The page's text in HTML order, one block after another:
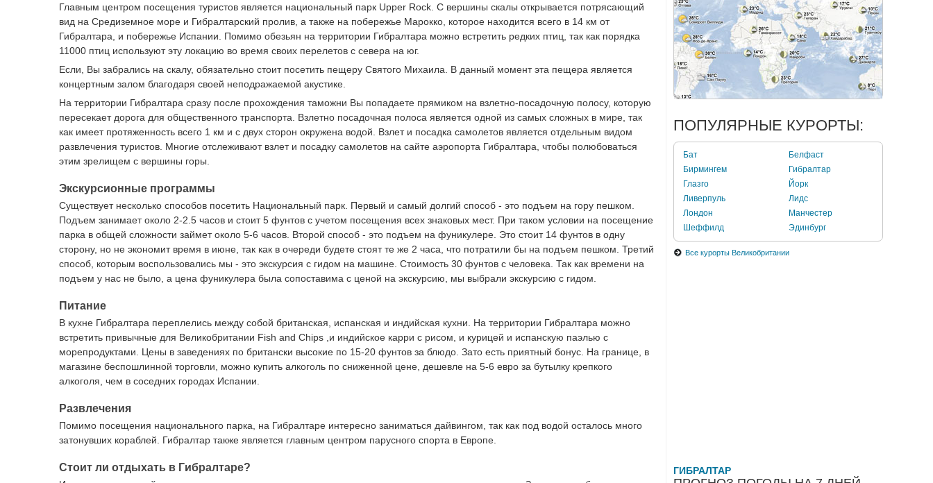
Главным центром посещения туристов является национальный парк Upper Rock. С вершины скалы открывается потрясающий
вид на Средиземное море и Гибралтарский пролив, а также на побережье Марокко, которое находится всего в 14 км от
Гибралтара, и побережье Испании. Помимо обезьян на территории Гибралтара можно встретить редких птиц, так как порядка
11000 птиц используют эту локацию во время своих перелетов с севера на юг.
Если, Вы забрались на скалу, обязательно стоит посетить пещеру Святого Михаила. В данный момент эта пещера является
концертным залом благодаря своей неподражаемой акустике.
На территории Гибралтара сразу после прохождения таможни Вы попадаете прямиком на взлетно-посадочную полосу, которую
пересекает дорога для общественного транспорта. Взлетно посадочная полоса является одной из самых сложных в мире, так
как имеет протяженность всего 1 км и с двух сторон окружена водой. Взлет и посадка самолетов является отдельным видом
развлечения туристов. Многие отслеживают взлет и посадку самолетов на сайте аэропорта Гибралтара, чтобы полюбоваться
этим зрелищем с вершины горы.
Экскурсионные программы
Существует несколько способов посетить Национальный парк. Первый и самый долгий способ - это подъем на гору пешком.
Подъем занимает около 2-2.5 часов и стоит 5 фунтов с учетом посещения всех знаковых мест. При таком условии на посещение
парка в общей сложности займет около 5-6 часов. Второй способ - это подъем на фуникулере. Это стоит 14 фунтов в одну
сторону, но не экономит время в июне, так как в очереди будете стоят те же 2 часа, что потратили бы на подъем пешком. Третий
способ, которым воспользовались мы - это экскурсия с гидом на машине. Стоимость 30 фунтов с человека. Так как времени на
подъем у нас не было, а цена фуникулера была сопоставима с ценой на экскурсию, мы выбрали экскурсию с гидом.
Питание
В кухне Гибралтара переплелись между собой британская, испанская и индийская кухни. На территории Гибралтара можно
встретить привычные для Великобритании Fish and Chips ,и индийское карри с рисом, и курицей и испанскую паэлью с
морепродуктами. Цены в заведениях по британски высокие по 15-20 фунтов за блюдо. Зато есть приятный бонус. На границе, в
магазине беспошлинной торговли, можно купить алкоголь по сниженной цене, дешевле на 5-6 евро за бутылку крепкого
алкоголя, чем в соседних городах Испании.
Развлечения
Помимо посещения национального парка, на Гибралтаре интересно заниматься дайвингом, так как под водой осталось много
затонувших кораблей. Гибралтар также является главным центром парусного спорта в Европе.
Стоит ли отдыхать в Гибралтаре?
ПОПУЛЯРНЫЕ КУРОРТЫ:
Бат
Белфаст
Бирмингем
Гибралтар
Глазго
Йорк
Ливерпуль
Лидс
Лондон
Манчестер
Шеффилд
Эдинбург
Все курорты Великобритании
ГИБРАЛТАР